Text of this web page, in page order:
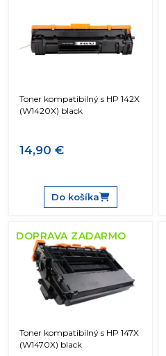
Toner kompatibilný s HP 142X
(W1420X) black
14,90 €
Do košíka
DOPRAVA ZADARMO
Toner kompatibilný s HP 147X
(W1470X) black